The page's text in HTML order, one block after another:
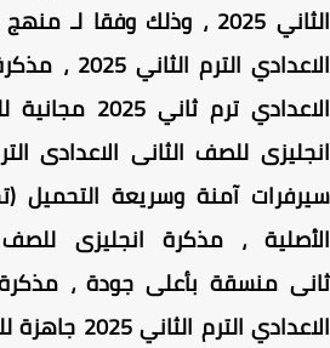
، وذلك
وفقا لـمنهج
الترم الثاني 2025
، مذكرة
الاعدادي ترم ثاني
للصف الثانى الاعدادى
آمنة وسريعة التحميل
، مذكرة انجليزى للصف
منسقة بأعلى جودة ، مذكرة
الترم الثاني 2025
جاهزة